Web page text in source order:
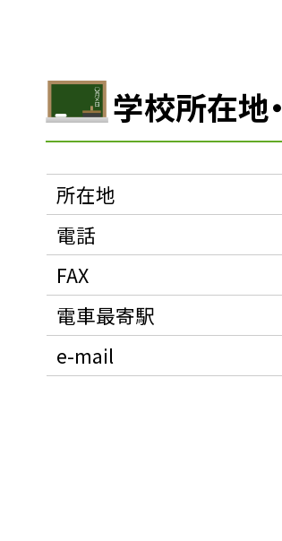
学校所在地
所在地
電話
FAX
電車最寄駅
e-mail